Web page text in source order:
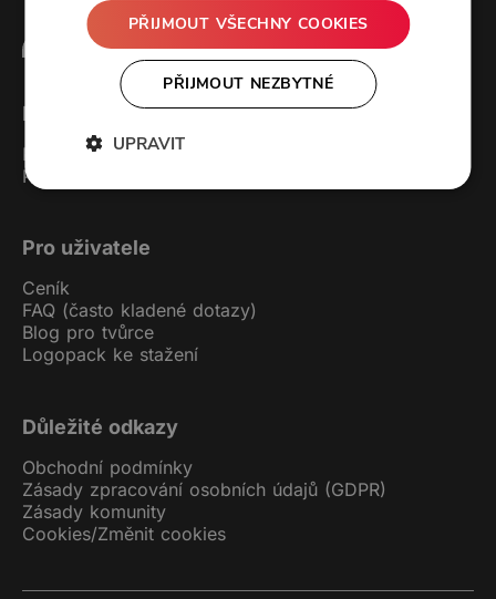
Forendors
Kontakt
Podcast studio
Pro uživatele
Ceník
FAQ (často kladené dotazy)
Blog pro tvůrce
Logopack ke stažení
Důležité odkazy
Obchodní podmínky
Zásady zpracování osobních údajů (GDPR)
Zásady komunity
Cookies/Změnit cookies
PŘIJMOUT VŠECHNY COOKIES
PŘIJMOUT NEZBYTNÉ
UPRAVIT